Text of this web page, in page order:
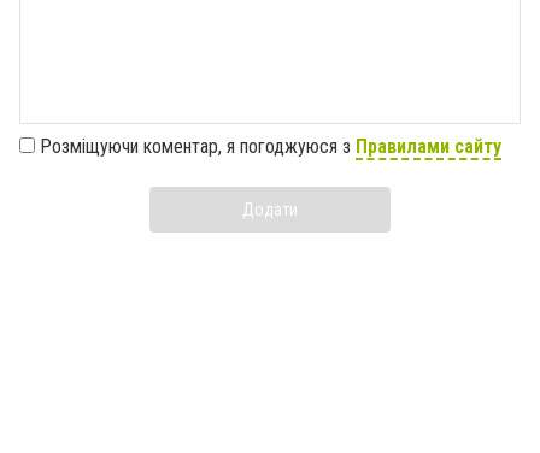
Розміщуючи коментар, я погоджуюся з Правилами сайту
Додати